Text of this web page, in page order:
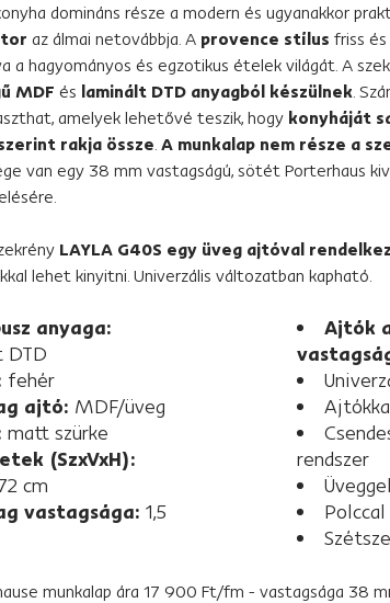
domináns része a modern és ugyanakkor
az álmai netovábbja. A provence stílus friss
a hagyományos és egzotikus ételek világát. A
MDF és laminált DTD anyagból készülnek.
amelyek lehetővé teszik, hogy konyháját
rakja össze. A munkalap nem része a
van egy 38 mm vastagságú, sötét Porterhaus
LAYLA G40S egy üveg ajtóval
lehet kinyitni. Univerzális változatban kapható.
anyaga:
DTD
fehér
ajtó: MDF/üveg
matt szürke
(SzxVxH):
cm
vastagsága: 1,5
Ajtók
rendszer
Üveggel
Polccal
munkalap ára 17 900 Ft/fm - vastagsága 38